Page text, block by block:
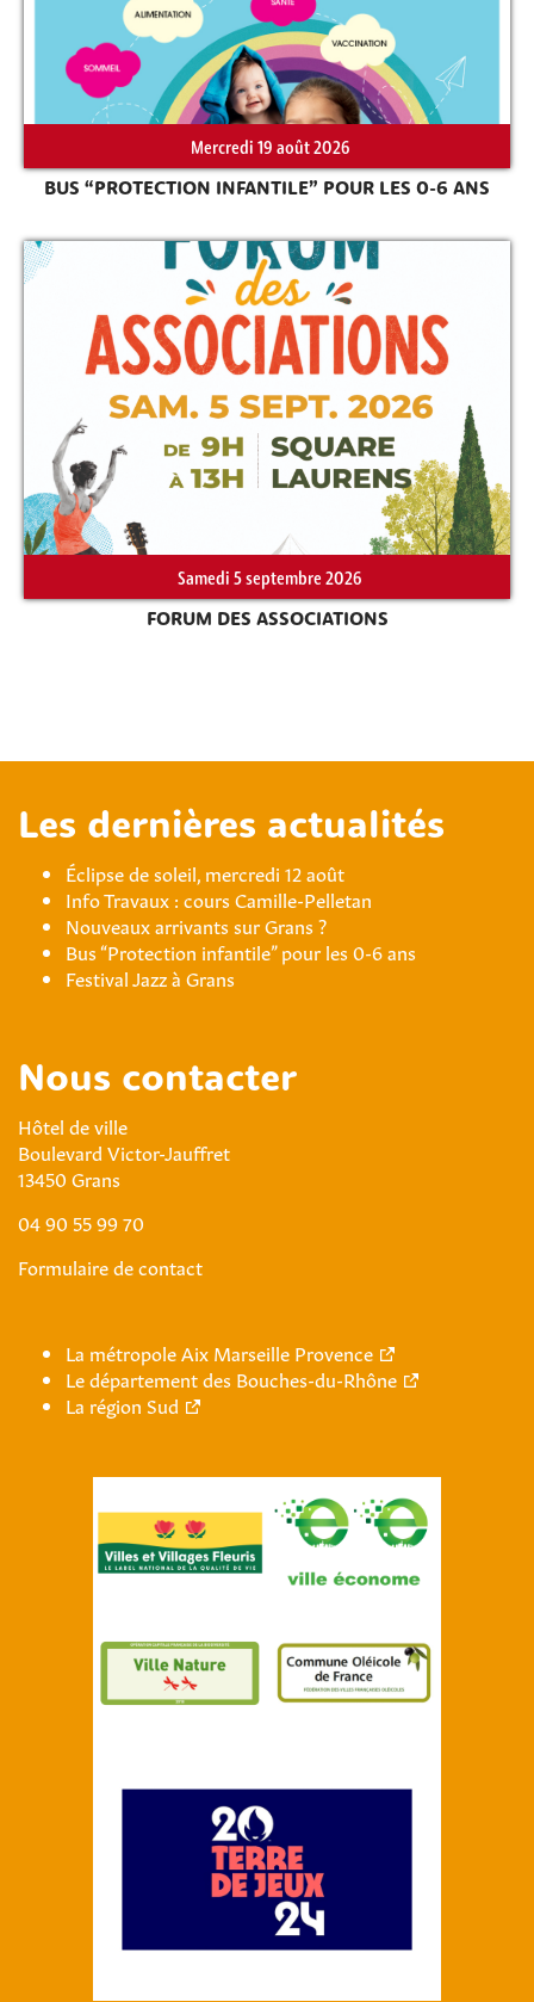
Mercredi 19 août 2026
BUS “PROTECTION INFANTILE” POUR LES 0-6 ANS
Samedi 5 septembre 2026
FORUM DES ASSOCIATIONS
Les dernières actualités
Éclipse de soleil, mercredi 12 août
Info Travaux : cours Camille-Pelletan
Nouveaux arrivants sur Grans ?
Bus “Protection infantile” pour les 0-6 ans
Festival Jazz à Grans
Nous contacter
Hôtel de ville
Boulevard Victor-Jauffret
13450 Grans
04 90 55 99 70
Formulaire de contact
La métropole Aix Marseille Provence
Le département des Bouches-du-Rhône
La région Sud